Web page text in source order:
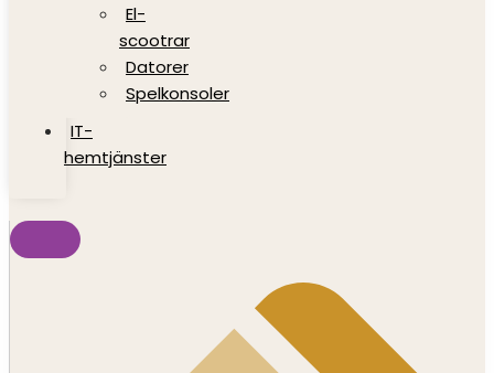
El-
scootrar
Datorer
Spelkonsoler
IT-
hemtjänster